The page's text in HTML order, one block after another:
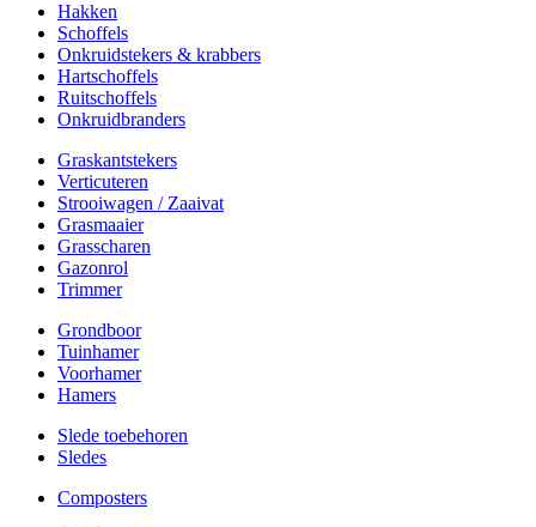
Hakken
Schoffels
Onkruidstekers & krabbers
Hartschoffels
Ruitschoffels
Onkruidbranders
Graskantstekers
Verticuteren
Strooiwagen / Zaaivat
Grasmaaier
Grasscharen
Gazonrol
Trimmer
Grondboor
Tuinhamer
Voorhamer
Hamers
Slede toebehoren
Sledes
Composters